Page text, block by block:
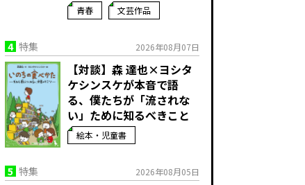
青春 文芸作品
4 特集 2026年08月07日
【対談】森 達也×ヨシタ
ケシンスケが本音で語
る、僕たちが「流されな
い」ために知るべきこと
絵本・児童書
5 特集 2026年08月05日